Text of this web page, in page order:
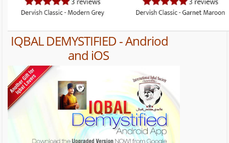
IQBAL DEMYSTIFIED - Andriod
and iOS